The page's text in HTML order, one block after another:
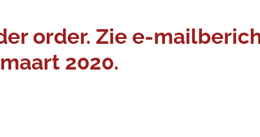
order. Zie e-
2020.